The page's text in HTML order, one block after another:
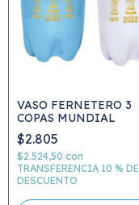
VASO FERNETERO 3
COPAS MUNDIAL
$2.805
$2.524,50 con
TRANSFERENCIA 10 % DE
DESCUENTO